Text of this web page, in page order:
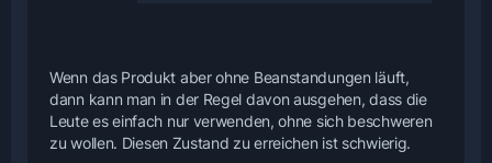
Wenn das Produkt aber ohne Beanstandungen läuft,
dann kann man in der Regel davon ausgehen, dass die
Leute es einfach nur verwenden, ohne sich beschweren
zu wollen. Diesen Zustand zu erreichen ist schwierig.